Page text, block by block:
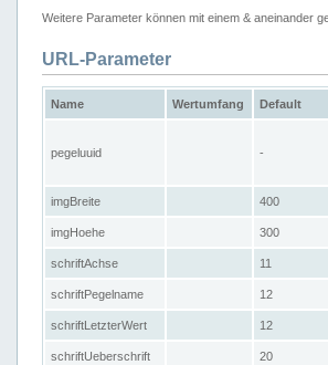
Weitere Parameter können mit einem & aneinander
URL-Parameter
Name Wertumfang Default
pegeluuid -
imgBreite 400
imgHoehe 300
schriftAchse 11
schriftPegelname 12
schriftLetzterWert 12
schriftUeberschrift 20